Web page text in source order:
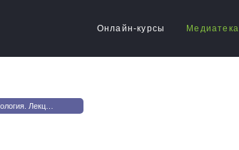
Онлайн-курсы Медиатека
Лекция 16